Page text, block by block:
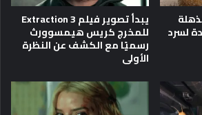
لسرد
يبدأ تصوير فيلم Extraction 3
للمخرج كريس هيمسوورث
رسميًا مع الكشف عن النظرة
الأولى